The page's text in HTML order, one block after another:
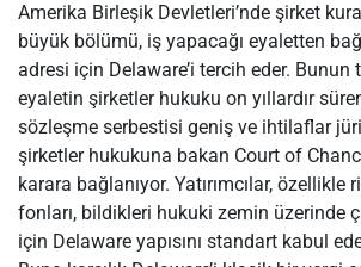
Amerika Birleşik Devletleri’nde şirket
büyük bölümü, iş yapacağı eyaletten
adresi için Delaware’i tercih eder. Bunun
eyaletin şirketler hukuku on yıllardır
sözleşme serbestisi geniş ve ihtilaflar
şirketler hukukuna bakan Court of
karara bağlanıyor. Yatırımcılar, özellikle
fonları, bildikleri hukuki zemin üzerinde
için Delaware yapısını standart kabul